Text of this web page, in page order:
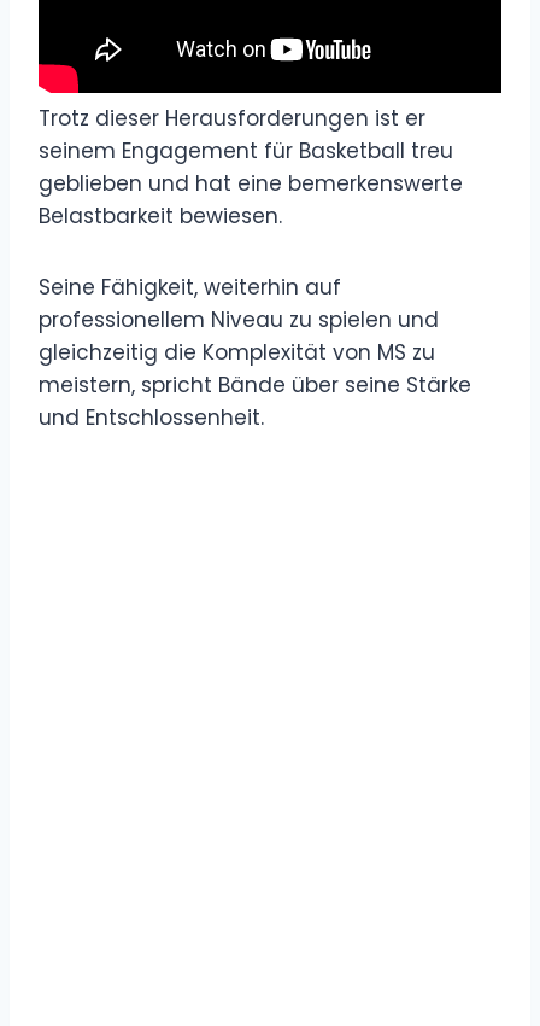
Trotz dieser Herausforderungen ist er
seinem Engagement für Basketball treu
geblieben und hat eine bemerkenswerte
Belastbarkeit bewiesen.
Seine Fähigkeit, weiterhin auf
professionellem Niveau zu spielen und
gleichzeitig die Komplexität von MS zu
meistern, spricht Bände über seine Stärke
und Entschlossenheit.